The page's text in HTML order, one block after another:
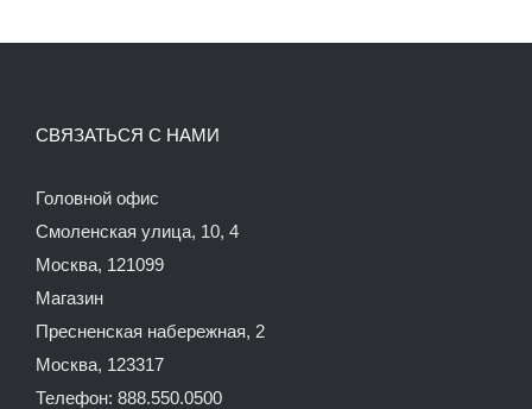
СВЯЗАТЬСЯ С НАМИ
Головной офис
Смоленская улица, 10, 4
Москва, 121099
Магазин
Пресненская набережная, 2
Москва, 123317
Телефон: 888.550.0500